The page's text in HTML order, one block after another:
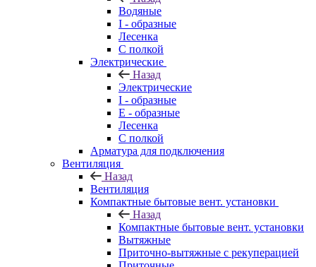
Водяные
I - образные
Лесенка
С полкой
Электрические
Назад
Электрические
I - образные
E - образные
Лесенка
С полкой
Арматура для подключения
Вентиляция
Назад
Вентиляция
Компактные бытовые вент. установки
Назад
Компактные бытовые вент. установки
Вытяжные
Приточно-вытяжные с рекуперацией